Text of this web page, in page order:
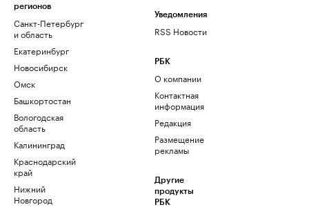
регионов
Санкт-Петербург
и область
Екатеринбург
Новосибирск
Омск
Башкортостан
Вологодская
область
Калининград
Краснодарский
край
Нижний
Новгород
Уведомления
RSS Новости
РБК
О компании
Контактная
информация
Редакция
Размещение
рекламы
Другие
продукты
РБК